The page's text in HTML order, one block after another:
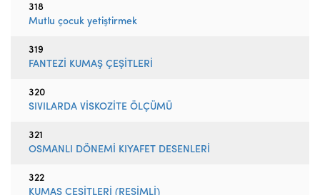
318
Mutlu çocuk yetiştirmek
319
FANTEZİ KUMAŞ ÇEŞİTLERİ
320
SIVILARDA VİSKOZİTE ÖLÇÜMÜ
321
OSMANLI DÖNEMİ KIYAFET DESENLERİ
322
KUMAŞ ÇEŞİTLERİ (RESİMLİ)